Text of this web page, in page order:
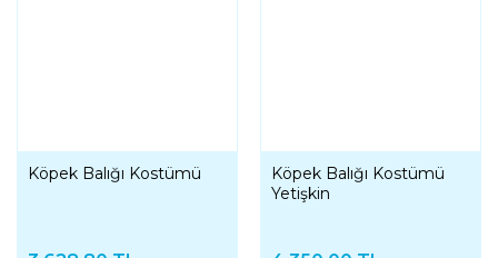
Köpek Balığı Kostümü
Köpek Balığı Kostümü
Yetişkin